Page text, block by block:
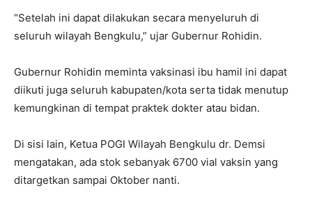
“Setelah ini dapat dilakukan secara menyeluruh di
seluruh wilayah Bengkulu,” ujar Gubernur Rohidin.
Gubernur Rohidin meminta vaksinasi ibu hamil ini dapat
diikuti juga seluruh kabupaten/kota serta tidak menutup
kemungkinan di tempat praktek dokter atau bidan.
Di sisi lain, Ketua POGI Wilayah Bengkulu dr. Demsi
mengatakan, ada stok sebanyak 6700 vial vaksin yang
ditargetkan sampai Oktober nanti.